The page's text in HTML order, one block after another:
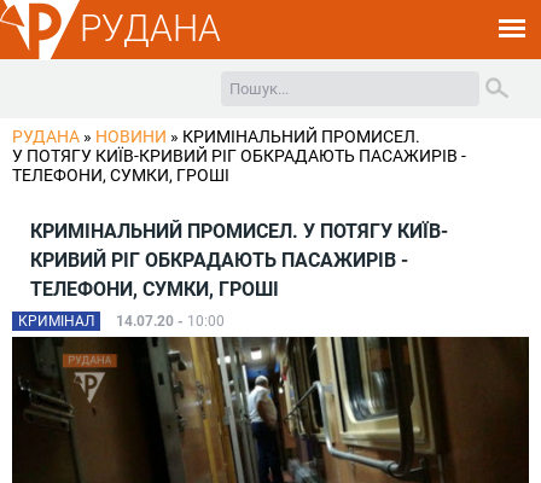
РУДАНА
РУДАНА » НОВИНИ » КРИМІНАЛЬНИЙ ПРОМИСЕЛ.
У ПОТЯГУ КИЇВ-КРИВИЙ РІГ ОБКРАДАЮТЬ ПАСАЖИРІВ -
ТЕЛЕФОНИ, СУМКИ, ГРОШІ
КРИМІНАЛЬНИЙ ПРОМИСЕЛ. У ПОТЯГУ КИЇВ-
КРИВИЙ РІГ ОБКРАДАЮТЬ ПАСАЖИРІВ -
ТЕЛЕФОНИ, СУМКИ, ГРОШІ
КРИМІНАЛ 14.07.20 - 10:00